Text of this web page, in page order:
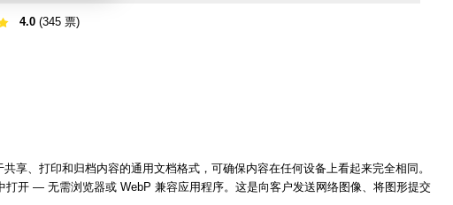
4.0 (345 票)
享、打印和归档内容的通用文档格式，可确保内容在任何设备上看起来完全相同。
开 — 无需浏览器或 WebP 兼容应用程序。这是向客户发送网络图像、将图形提交